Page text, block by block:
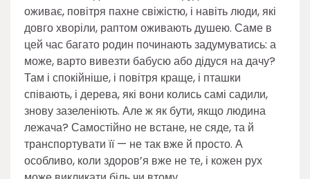
оживає, повітря пахне свіжістю, і навіть люди, які
довго хворіли, раптом оживають душею. Саме в
цей час багато родин починають задумуватись: а
може, варто вивезти бабусю або дідуся на дачу?
Там і спокійніше, і повітря краще, і пташки
співають, і дерева, які вони колись самі садили,
знову зазеленіють. Але ж як бути, якщо людина
лежача? Самостійно не встане, не сяде, та й
транспортувати її — не так вже й просто. А
особливо, коли здоров’я вже не те, і кожен рух